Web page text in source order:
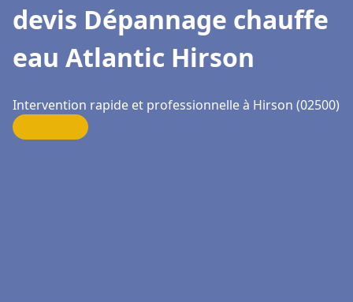
devis Dépannage chauffe
eau Atlantic Hirson
Intervention rapide et professionnelle à Hirson (02500)